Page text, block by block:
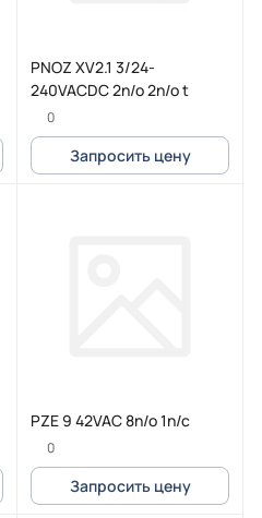
PNOZ XV2.1 3/24-
240VACDC 2n/o 2n/o t
0
Запросить цену
PZE 9 42VAC 8n/o 1n/c
0
Запросить цену